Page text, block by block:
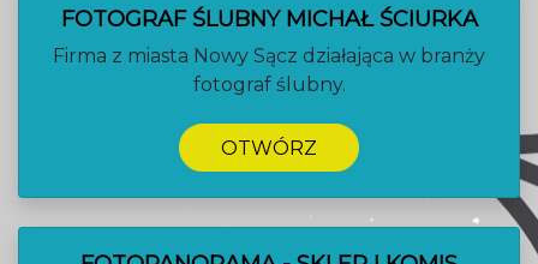
FOTOGRAF ŚLUBNY MICHAŁ ŚCIURKA
Firma z miasta Nowy Sącz działająca w branży
fotograf ślubny.
OTWÓRZ